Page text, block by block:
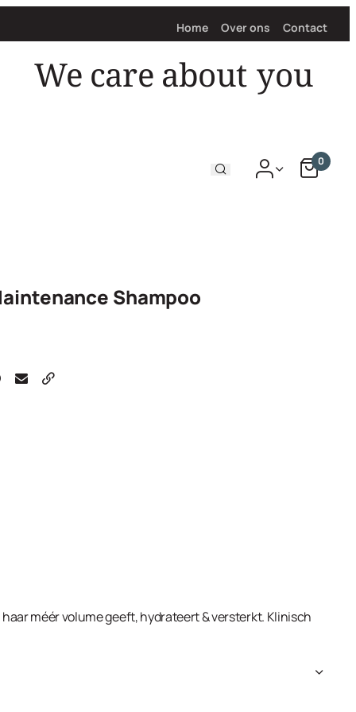
Home Over ons Contact
We care about you
0
Shampoo
méér volume geeft, hydrateert & versterkt. Klinisch